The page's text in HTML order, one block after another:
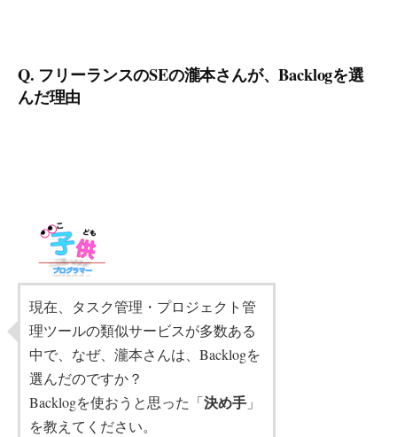
Q. フリーランスのSEの瀧本さんが、Backlogを選
んだ理由
現在、タスク管理・プロジェクト管
理ツールの類似サービスが多数ある
中で、なぜ、瀧本さんは、Backlogを
選んだのですか？
Backlogを使おうと思った「決め手 」
を教えてください。